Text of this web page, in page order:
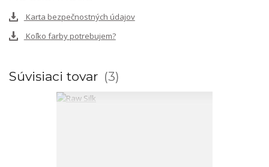
Karta bezpečnostných údajov
Koľko farby potrebujem?
Súvisiaci tovar 3